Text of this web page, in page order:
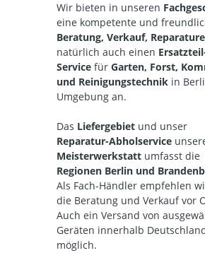
Wir bieten in unseren
eine kompetente und
Beratung, Verkauf,
natürlich auch einen
Service für Garten, Forst,
und Reinigungstechnik in
Umgebung an.
Das Liefergebiet und unser
Reparatur-Abholservice
Meisterwerkstatt umfasst die
Regionen Berlin und
Als Fach-Händler empfehlen
die Beratung und Verkauf vor
Auch ein Versand von
Geräten innerhalb
möglich.